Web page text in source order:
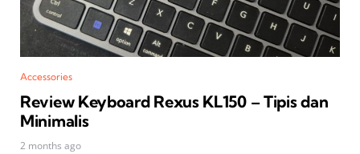
Accessories
Review Keyboard Rexus KL150 – Tipis dan
Minimalis
2 months ago